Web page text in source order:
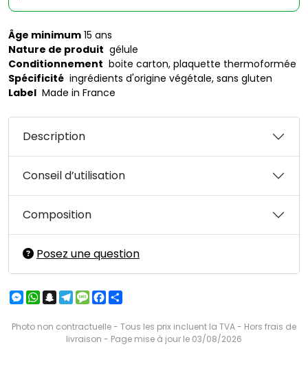
Âge minimum 15 ans
Nature de produit gélule
Conditionnement boite carton, plaquette thermoformée
Spécificité ingrédients d'origine végétale, sans gluten
Label Made in France
Description
Conseil d’utilisation
Composition
Posez une question
Messenger
WhatsApp
Snapchat
Telegram
MessageFacebook
Photo non contractuelle - Tous les prix incluent la TVA - Hors frais de
livraison - Page mise à jour le 03/08/2026